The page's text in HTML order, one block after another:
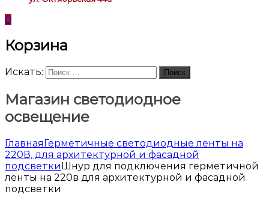
0
Корзина
Искать: Поиск
Магазин светодиодное
освещение
ГлавнаяГерметичные светодиодные ленты на
220В, для архитектурной и фасадной
подсветкиШнур для подключения герметичной
ленты на 220в для архитектурной и фасадной
подсветки